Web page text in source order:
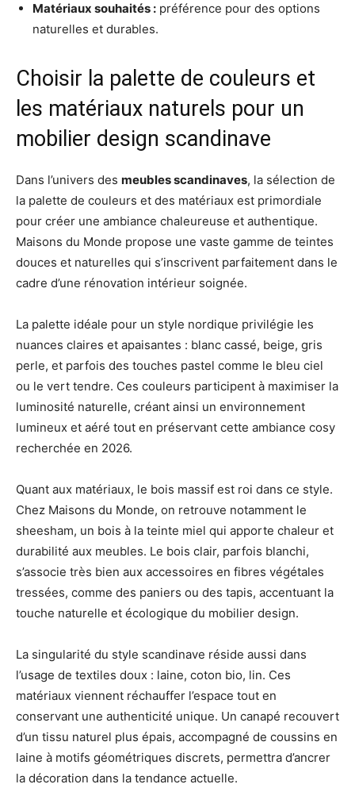
Matériaux souhaités : préférence pour des options
naturelles et durables.
Choisir la palette de couleurs et
les matériaux naturels pour un
mobilier design scandinave
Dans l’univers des meubles scandinaves, la sélection de
la palette de couleurs et des matériaux est primordiale
pour créer une ambiance chaleureuse et authentique.
Maisons du Monde propose une vaste gamme de teintes
douces et naturelles qui s’inscrivent parfaitement dans le
cadre d’une rénovation intérieur soignée.
La palette idéale pour un style nordique privilégie les
nuances claires et apaisantes : blanc cassé, beige, gris
perle, et parfois des touches pastel comme le bleu ciel
ou le vert tendre. Ces couleurs participent à maximiser la
luminosité naturelle, créant ainsi un environnement
lumineux et aéré tout en préservant cette ambiance cosy
recherchée en 2026.
Quant aux matériaux, le bois massif est roi dans ce style.
Chez Maisons du Monde, on retrouve notamment le
sheesham, un bois à la teinte miel qui apporte chaleur et
durabilité aux meubles. Le bois clair, parfois blanchi,
s’associe très bien aux accessoires en fibres végétales
tressées, comme des paniers ou des tapis, accentuant la
touche naturelle et écologique du mobilier design.
La singularité du style scandinave réside aussi dans
l’usage de textiles doux : laine, coton bio, lin. Ces
matériaux viennent réchauffer l’espace tout en
conservant une authenticité unique. Un canapé recouvert
d’un tissu naturel plus épais, accompagné de coussins en
laine à motifs géométriques discrets, permettra d’ancrer
la décoration dans la tendance actuelle.